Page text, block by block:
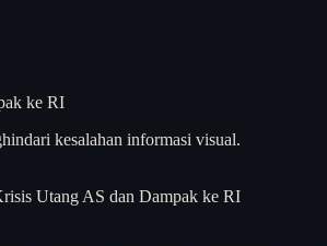
kesalahan informasi visual.
Utang AS dan Dampak ke RI